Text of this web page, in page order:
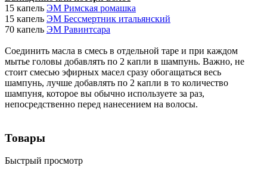
15 капель ЭМ Римская ромашка
15 капель ЭМ Бессмертник итальянский
70 капель ЭМ Равинтсара
Соединить масла в смесь в отдельной таре и при каждом
мытье головы добавлять по 2 капли в шампунь. Важно, не
стоит смесью эфирных масел сразу обогащаться весь
шампунь, лучше добавлять по 2 капли в то количество
шампуня, которое вы обычно используете за раз,
непосредственно перед нанесением на волосы.
Товары
Быстрый просмотр